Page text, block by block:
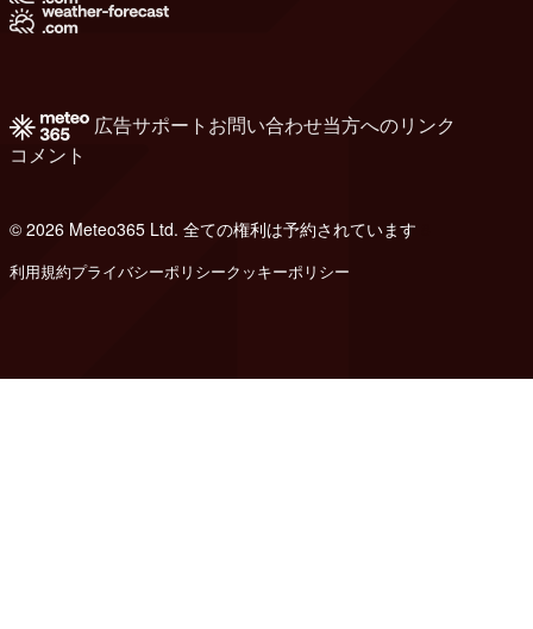
広告サポート お問い合わせ当方へのリンク
コメント
© 2026 Meteo365 Ltd. 全ての権利は予約されています
利用規約プライバシーポリシークッキーポリシー